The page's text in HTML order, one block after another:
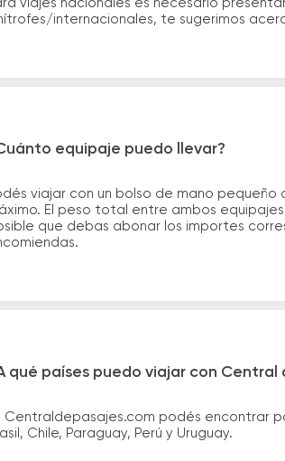
viajes nacionales es necesario
internacionales, te sugerimos
equipaje puedo llevar?
viajar con un bolso de mano
El peso total entre ambos
que debas abonar los importes
qué países puedo viajar con Central
Centraldepasajes.com podés encontrar
Chile, Paraguay, Perú y Uruguay.